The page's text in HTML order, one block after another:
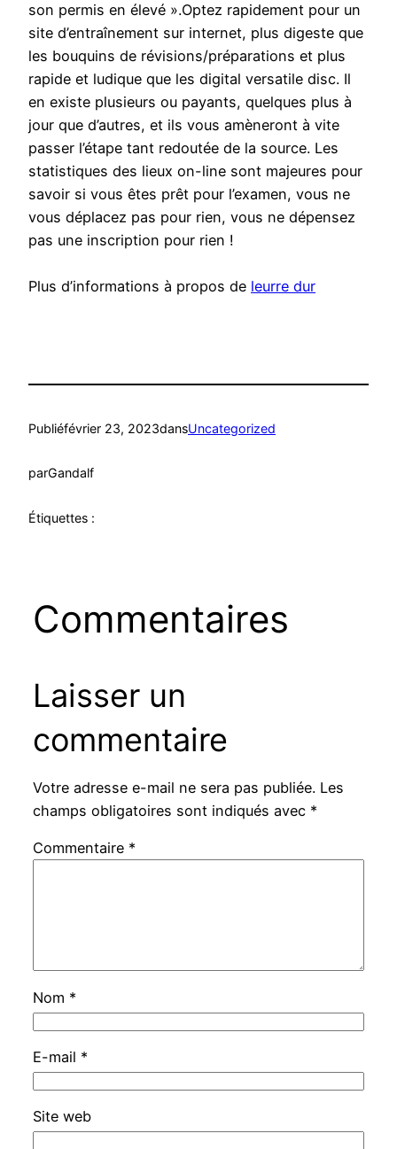
son permis en élevé ».Optez rapidement pour un
site d’entraînement sur internet, plus digeste que
les bouquins de révisions/préparations et plus
rapide et ludique que les digital versatile disc. Il
en existe plusieurs ou payants, quelques plus à
jour que d’autres, et ils vous amèneront à vite
passer l’étape tant redoutée de la source. Les
statistiques des lieux on-line sont majeures pour
savoir si vous êtes prêt pour l’examen, vous ne
vous déplacez pas pour rien, vous ne dépensez
pas une inscription pour rien !
Plus d’informations à propos de leurre dur
Publiéfévrier 23, 2023dansUncategorized
parGandalf
Étiquettes :
Commentaires
Laisser un
commentaire
Votre adresse e-mail ne sera pas publiée. Les
champs obligatoires sont indiqués avec *
Commentaire *
Nom *
E-mail *
Site web